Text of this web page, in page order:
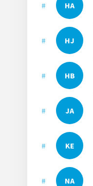
# HA
# HJ
# HB
# JA
# KE
# NA